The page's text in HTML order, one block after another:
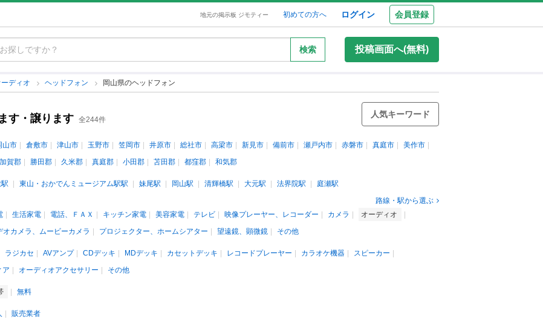
地元の掲示板 ジモティー 初めての方へ ログイン 会員登録
検索 投稿画面へ(無料)
ーディオ ヘッドフォン 岡山県のヘッドフォン
す・譲ります 全244件
人気キーワード
山市 倉敷市 津山市 玉野市 笠岡市 井原市 総社市 高梁市 新見市 備前市 瀬戸内市 赤磐市 真庭市
美作市
加賀郡 勝田郡 久米郡 真庭郡 小田郡 苫田郡 都窪郡 和気郡
東山・おかでんミュージアム駅駅 妹尾駅 岡山駅 清輝橋駅 大元駅 法界院駅
庭瀬駅
路線・駅から選ぶ
生活家電 電話、ＦＡＸ キッチン家電 美容家電 テレビ 映像プレーヤー、レコーダー カメラ
オーディオ
オカメラ、ムービーカメラ プロジェクター、ホームシアター 望遠鏡、顕微鏡 その他
ラジカセ AVアンプ CDデッキ MDデッキ カセットデッキ レコードプレーヤー カラオケ機器
スピーカー
ア オーディオアクセサリー その他
無料
販売業者